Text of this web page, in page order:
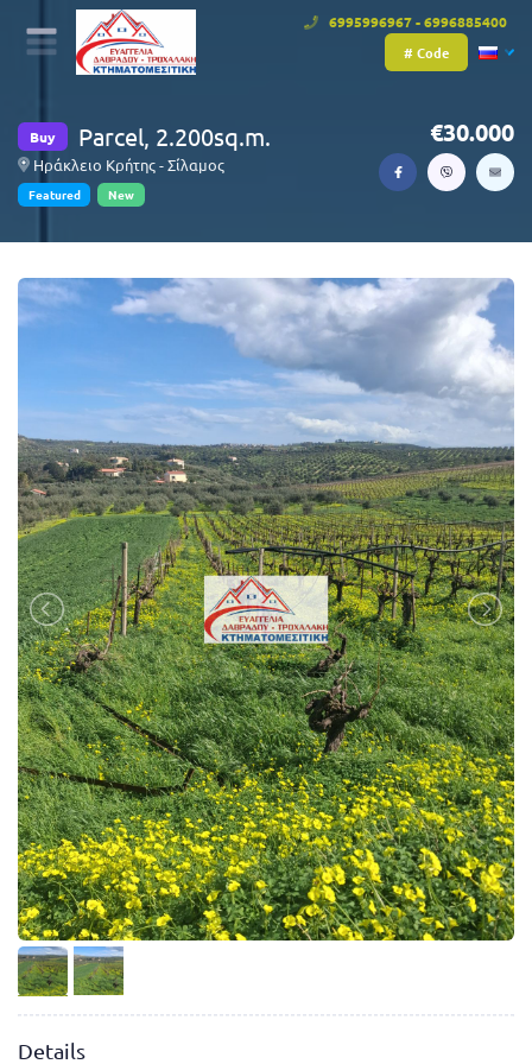
6995996967 - 6996885400
# Code
Buy Parcel, 2.200sq.m.
Ηράκλειο Κρήτης - Σίλαμος
Featured New
30.000
Details